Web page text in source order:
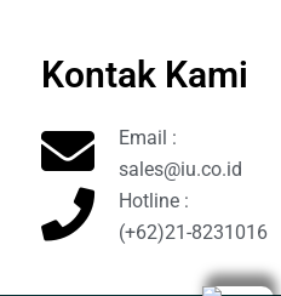
Kontak Kami
Email :
sales@iu.co.id
Hotline :
(+62)21-8231016